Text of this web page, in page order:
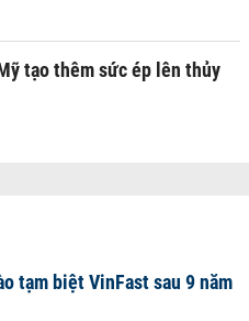
tạo thêm sức ép lên thủy
tạm biệt VinFast sau 9 năm